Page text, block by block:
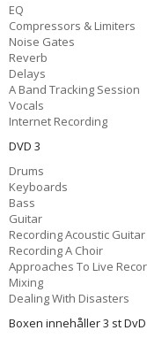
EQ
Compressors & Limiters
Noise Gates
Reverb
Delays
A Band Tracking Session
Vocals
Internet Recording
DVD 3
Drums
Keyboards
Bass
Guitar
Recording Acoustic
Recording A Choir
Approaches To Live
Mixing
Dealing With Disasters
Boxen innehåller 3 st